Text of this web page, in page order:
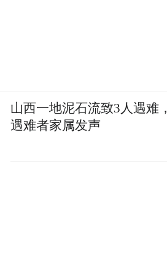
山西一地泥石流致3人遇难，
遇难者家属发声